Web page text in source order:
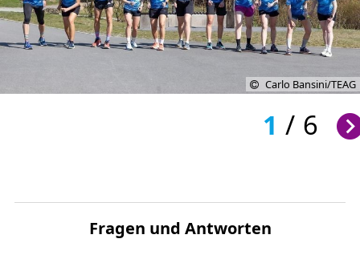
Carlo Bansini/TEAG
1 / 6
Fragen und Antworten